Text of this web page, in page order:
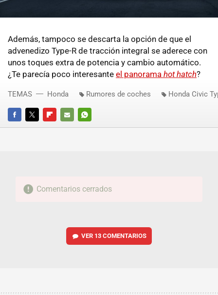
Además, tampoco se descarta la opción de que el
advenedizo Type-R de tracción integral se aderece con
unos toques extra de potencia y cambio automático.
¿Te parecía poco interesante el panorama hot hatch?
FACEBOOKTWITTERFLIPBOARD
E-
WHATSAPP
TEMAS Honda Rumores de coches Honda Civic
Comentarios cerrados
VER 13 COMENTARIOS